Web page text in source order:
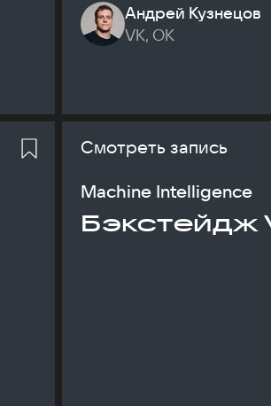
Андрей Кузнецов
VK, ОК
Смотреть запись
Machine Intelligence
Бэкстейдж